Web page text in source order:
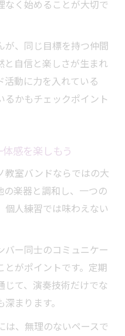
なく始めることが大切で
が、同じ目標を持つ仲間
と自信と楽しさが生まれ
活動に力を入れている
かもチェックポイント
感を楽しもう
教室バンドならではの大
楽器と調和し、一つの
人練習では味わえない
ー同士のコミュニケー
がポイントです。定期
て、演奏技術だけでな
まります。
、無理のないペースで